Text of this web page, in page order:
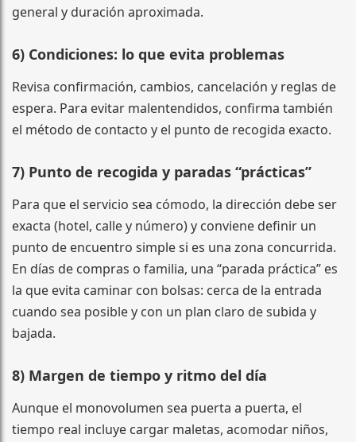
general y duración aproximada.
6) Condiciones: lo que evita problemas
Revisa confirmación, cambios, cancelación y reglas de
espera. Para evitar malentendidos, confirma también
el método de contacto y el punto de recogida exacto.
7) Punto de recogida y paradas “prácticas”
Para que el servicio sea cómodo, la dirección debe ser
exacta (hotel, calle y número) y conviene definir un
punto de encuentro simple si es una zona concurrida.
En días de compras o familia, una “parada práctica” es
la que evita caminar con bolsas: cerca de la entrada
cuando sea posible y con un plan claro de subida y
bajada.
8) Margen de tiempo y ritmo del día
Aunque el monovolumen sea puerta a puerta, el
tiempo real incluye cargar maletas, acomodar niños,